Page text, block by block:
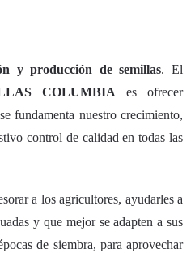
y producción de semillas. El
COLUMBIA es ofrecer
fundamenta nuestro crecimiento,
control de calidad en todas las
a los agricultores, ayudarles a
y que mejor se adapten a sus
de siembra, para aprovechar